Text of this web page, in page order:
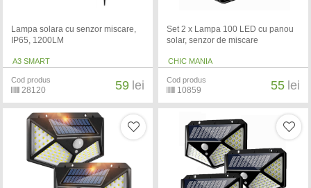
Lampa solara cu senzor miscare,
IP65, 1200LM
A3 SMART
Cod produs
28120 59 lei
Set 2 x Lampa 100 LED cu panou
solar, senzor de miscare
CHIC MANIA
Cod produs
10859 55 lei